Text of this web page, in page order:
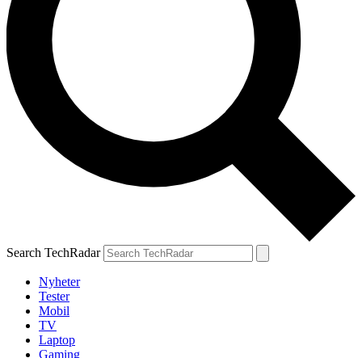
Search TechRadar
Nyheter
Tester
Mobil
TV
Laptop
Gaming